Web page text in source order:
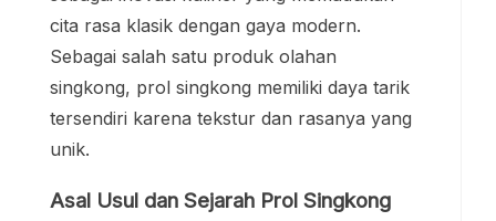
cita rasa klasik dengan gaya modern.
Sebagai salah satu produk olahan
singkong, prol singkong memiliki daya tarik
tersendiri karena tekstur dan rasanya yang
unik.
Asal Usul dan Sejarah Prol Singkong